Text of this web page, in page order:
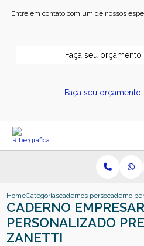
Entre em contato com um de nossos
Faça seu
Faça seu
HomeCategoriascadernos personalizados
caderno
CADERNO
PERSONALIZADO
ZANETTI